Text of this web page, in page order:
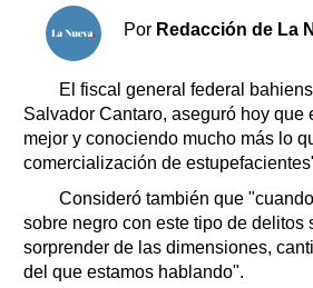
Clasificados
Horóscopo
Servicios
Farmacias
Loterías
Datos
Fúnebres
Edictos
Por Redacción de La
El fiscal general federal
Salvador Cantaro, aseguró hoy que
mejor y conociendo mucho más lo
comercialización de
Consideró también que
sobre negro con este tipo de delitos
sorprender de las dimensiones,
del que estamos hablando".